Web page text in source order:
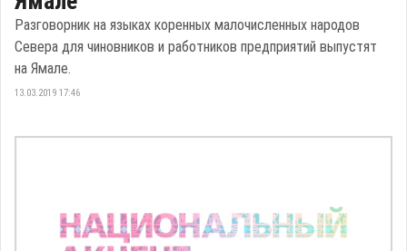
Разговорник на языках коренных малочисленных народов
Севера для чиновников и работников предприятий выпустят
на Ямале.
13.03.2019 17:46